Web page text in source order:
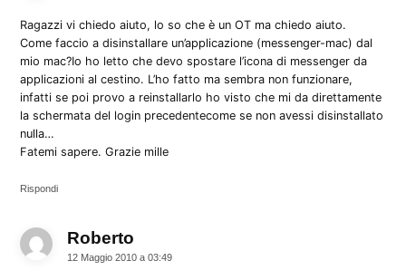
Ragazzi vi chiedo aiuto, lo so che è un OT ma chiedo aiuto.
Come faccio a disinstallare un’applicazione (messenger-mac) dal
mio mac?Io ho letto che devo spostare l’icona di messenger da
applicazioni al cestino. L’ho fatto ma sembra non funzionare,
infatti se poi provo a reinstallarlo ho visto che mi da direttamente
la schermata del login precedentecome se non avessi disinstallato
nulla…
Fatemi sapere. Grazie mille
Rispondi
Roberto
12 Maggio 2010 a 03:49